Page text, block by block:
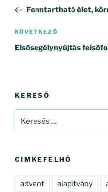
bejegyzés
Fenntartható élet,
Következő
bejegyzés
KÖVETKEZŐ
Elsősegélynyújtás
KERESŐ
CIMKEFELHŐ
advent alapítvány